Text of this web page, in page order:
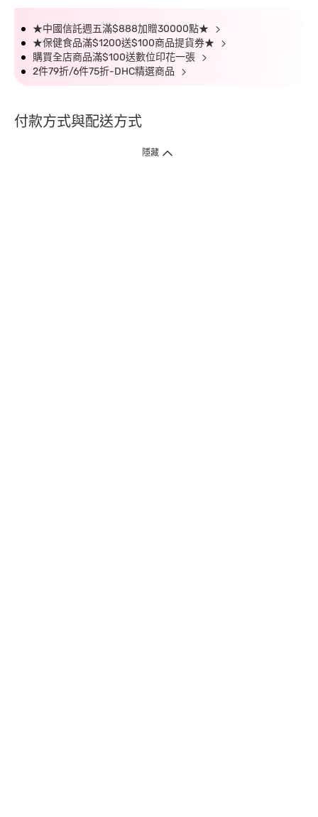
★中國信託週五滿$888加贈30000點★
★保健食品滿$1200送$100商品提貨券★
購買全店商品滿$100送數位印花一張
2件79折/6件75折-DHC精選商品
付款方式與配送方式
隱藏